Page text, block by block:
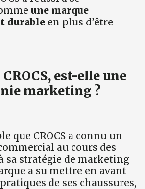
une marque
durable en plus d’être
est-elle une
marketing ?
que CROCS a connu un
au cours des
sa stratégie de marketing
a su mettre en avant
de ses chaussures,